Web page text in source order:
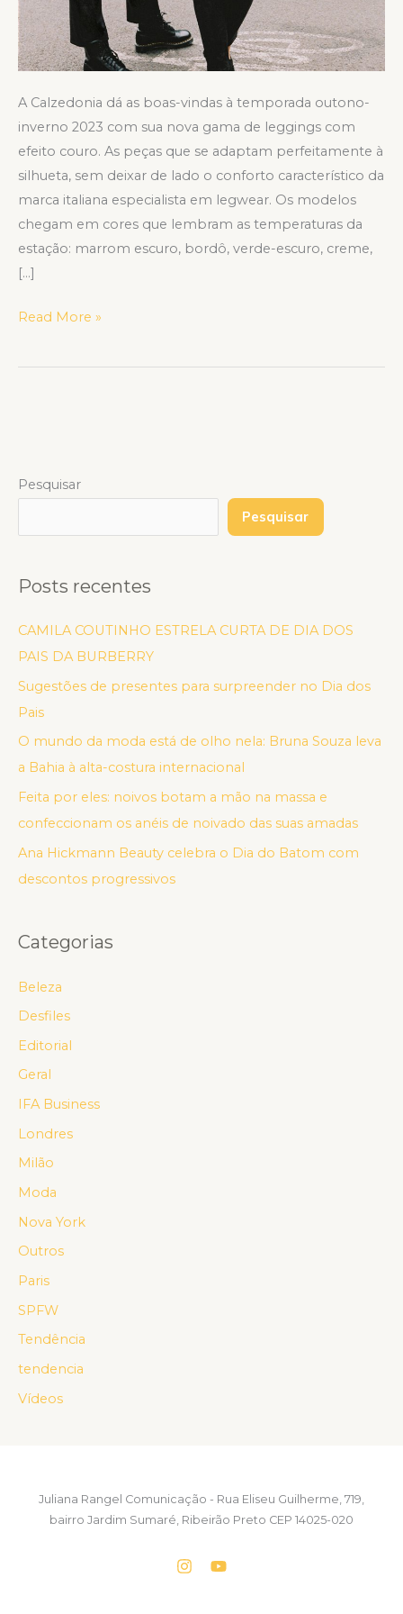
A Calzedonia dá as boas-vindas à temporada outono-
inverno 2023 com sua nova gama de leggings com
efeito couro. As peças que se adaptam perfeitamente à
silhueta, sem deixar de lado o conforto característico da
marca italiana especialista em legwear. Os modelos
chegam em cores que lembram as temperaturas da
estação: marrom escuro, bordô, verde-escuro, creme,
[…]
Read More »
Pesquisar
Pesquisar
Posts recentes
CAMILA COUTINHO ESTRELA CURTA DE DIA DOS
PAIS DA BURBERRY
Sugestões de presentes para surpreender no Dia dos
Pais
O mundo da moda está de olho nela: Bruna Souza leva
a Bahia à alta-costura internacional
Feita por eles: noivos botam a mão na massa e
confeccionam os anéis de noivado das suas amadas
Ana Hickmann Beauty celebra o Dia do Batom com
descontos progressivos
Categorias
Beleza
Desfiles
Editorial
Geral
IFA Business
Londres
Milão
Moda
Nova York
Outros
Paris
SPFW
Tendência
tendencia
Vídeos
Juliana Rangel Comunicação - Rua Eliseu Guilherme, 719,
bairro Jardim Sumaré, Ribeirão Preto CEP 14025-020